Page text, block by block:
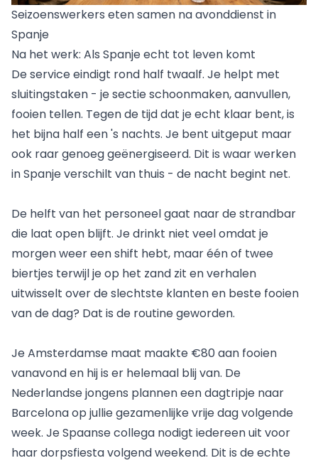
Seizoenswerkers eten samen na avonddienst in
Spanje
Na het werk: Als Spanje echt tot leven komt
De service eindigt rond half twaalf. Je helpt met
sluitingstaken - je sectie schoonmaken, aanvullen,
fooien tellen. Tegen de tijd dat je echt klaar bent, is
het bijna half een 's nachts. Je bent uitgeput maar
ook raar genoeg geënergiseerd. Dit is waar werken
in Spanje verschilt van thuis - de nacht begint net.
De helft van het personeel gaat naar de strandbar
die laat open blijft. Je drinkt niet veel omdat je
morgen weer een shift hebt, maar één of twee
biertjes terwijl je op het zand zit en verhalen
uitwisselt over de slechtste klanten en beste fooien
van de dag? Dat is de routine geworden.
Je Amsterdamse maat maakte €80 aan fooien
vanavond en hij is er helemaal blij van. De
Nederlandse jongens plannen een dagtripje naar
Barcelona op jullie gezamenlijke vrije dag volgende
week. Je Spaanse collega nodigt iedereen uit voor
haar dorpsfiesta volgend weekend. Dit is de echte